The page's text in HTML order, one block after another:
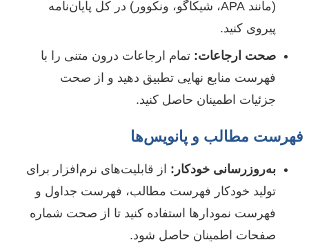
(مانند APA، شیکاگو، ونکوور) در کل پایان‌نامه
پیروی کنید.
صحت ارجاعات: تمام ارجاعات درون متنی را با
فهرست منابع نهایی تطبیق دهید و از صحت
جزئیات اطمینان حاصل کنید.
فهرست مطالب و پانویس‌ها
به‌روزرسانی خودکار: از قابلیت‌های نرم‌افزار برای
تولید خودکار فهرست مطالب، فهرست جداول و
فهرست نمودارها استفاده کنید تا از صحت شماره
صفحات اطمینان حاصل شود.